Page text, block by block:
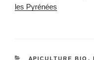
les Pyrénées
CATÉGORIES
APICULTURE BIO ,